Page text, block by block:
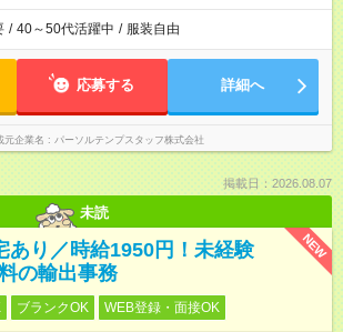
/ 40～50代活躍中 / 服装自由
応募する 詳細へ
元企業名 パーソルテンプスタッフ株式会社
掲載日：2026.08.07
未読
NEW
あり／時給1950円！未経験
の輸出事務
ブランクOK WEB登録・面接OK